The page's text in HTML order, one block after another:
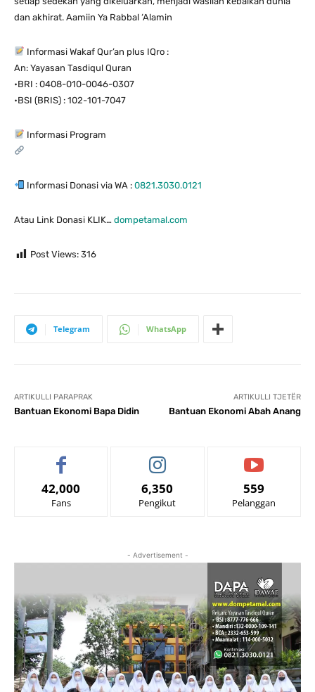
dan akhirat. Aamiin Ya Rabbal ‘Alamin
Informasi Wakaf Qur’an plus IQro :
An: Yayasan Tasdiqul Quran
•BRI : 0408-010-0046-0307
•BSI (BRIS) : 102-101-7047
Informasi Program
Informasi Donasi via WA : 0821.3030.0121
Atau Link Donasi KLIK… dompetamal.com
Post Views: 316
Telegram WhatsApp
ARTIKULLI PARAPRAK
Bantuan Ekonomi Bapa Didin
ARTIKULLI TJETËR
Bantuan Ekonomi Abah Anang
42,000
Fans
6,350
Pengikut
559
Pelanggan
- Advertisement -